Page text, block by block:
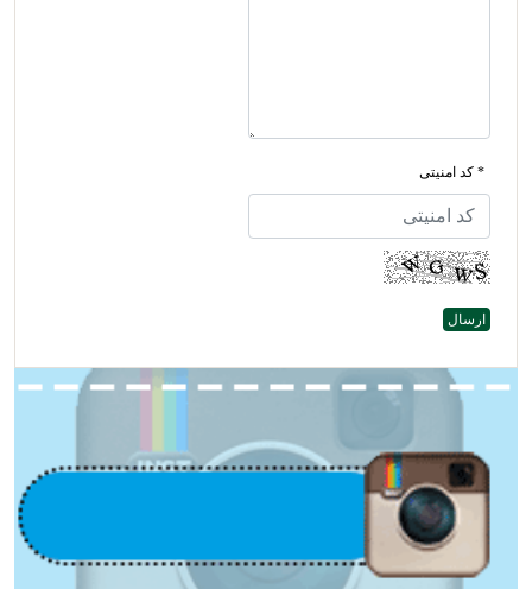
* کد امنیتی